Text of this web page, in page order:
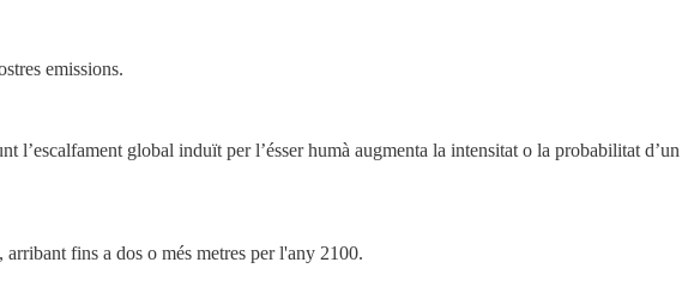
emissions.
global induït per l’ésser humà augmenta la intensitat o la probabilitat d’un
fins a dos o més metres per l'any 2100.